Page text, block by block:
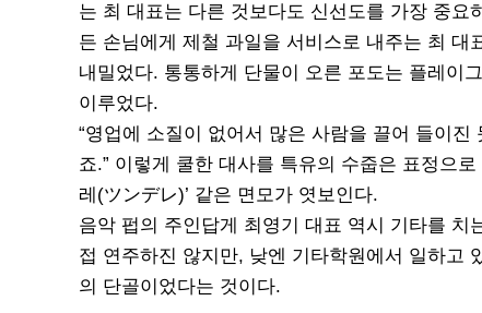
는 최 대표는 다른 것보다도 신선도를 가장 중요
든 손님에게 제철 과일을 서비스로 내주는 최 대
내밀었다. 통통하게 단물이 오른 포도는 플레이
이루었다.
“영업에 소질이 없어서 많은 사람을 끌어 들이
죠.” 이렇게 쿨한 대사를 특유의 수줍은 표정으
레(ツンデレ)’ 같은 면모가 엿보인다.
음악 펍의 주인답게 최영기 대표 역시 기타를 치
접 연주하진 않지만, 낮엔 기타학원에서 일하고
의 단골이었다는 것이다.